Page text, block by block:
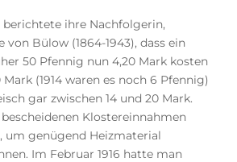
berichtete ihre Nachfolgerin,
von Bülow (1864-1943), dass ein
50 Pfennig nun 4,20 Mark kosten
(1914 waren es noch 6 Pfennig)
gar zwischen 14 und 20 Mark.
Klostereinnahmen
um genügend Heizmaterial
Im Februar 1916 hatte man